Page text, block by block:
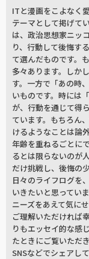
ITと漫画をこよなく
テーマとして掲げて
は、政治思想家ニッ
り、行動して後悔す
て選んだものです。
多々あります。しか
す。一方で「あの時
いものです。時には
が、行動を通じて得
ています。もちろん
けるようなことは論外
年齢を重ねるごとに
るとは限らないのが
だけ挑戦し、後悔の
日々のライフログを
いきたいと思ってい
ニーズをあえて気に
ご理解いただければ
りもエッセイ的な感
たときにご覧いただ
SNSなどでシェアし